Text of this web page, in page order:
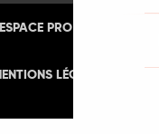
ESPACE PRO
LÉGALES